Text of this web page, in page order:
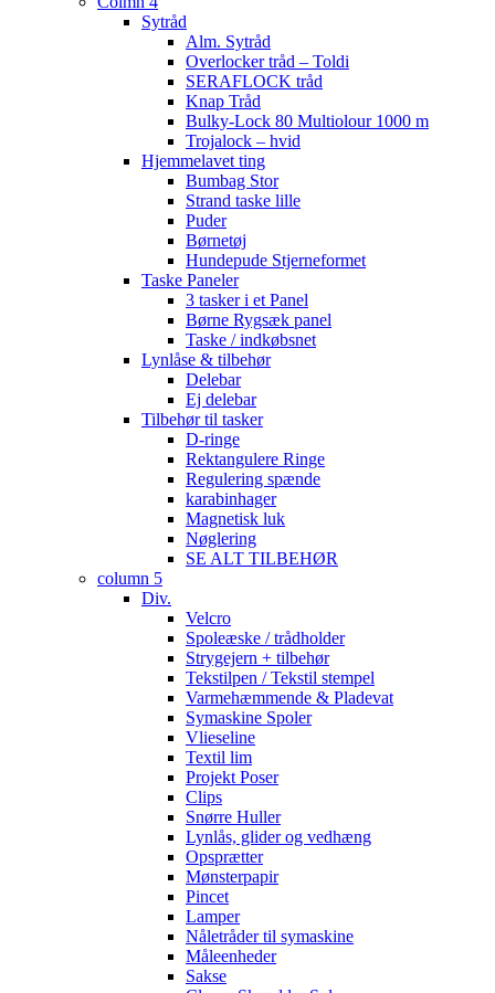
Sytråd
Alm. Sytråd
Overlocker tråd – Toldi
SERAFLOCK tråd
Knap Tråd
Bulky-Lock 80 Multiolour 1000 m
Trojalock – hvid
Hjemmelavet ting
Bumbag Stor
Strand taske lille
Puder
Børnetøj
Hundepude Stjerneformet
Taske Paneler
3 tasker i et Panel
Børne Rygsæk panel
Taske / indkøbsnet
Lynlåse & tilbehør
Delebar
Ej delebar
Tilbehør til tasker
D-ringe
Rektangulere Ringe
Regulering spænde
karabinhager
Magnetisk luk
Nøglering
SE ALT TILBEHØR
column 5
Div.
Velcro
Spoleæske / trådholder
Strygejern + tilbehør
Tekstilpen / Tekstil stempel
Varmehæmmende & Pladevat
Symaskine Spoler
Vlieseline
Textil lim
Projekt Poser
Clips
Snørre Huller
Lynlås, glider og vedhæng
Opsprætter
Mønsterpapir
Pincet
Lamper
Nåletråder til symaskine
Måleenheder
Sakse